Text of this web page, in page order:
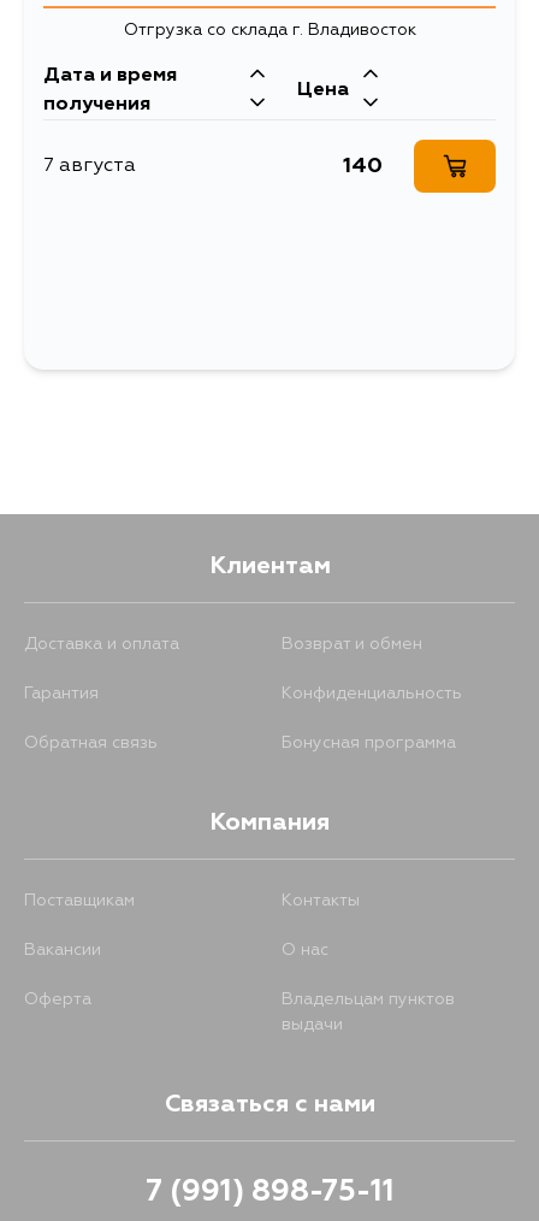
Volkswagen
Кузов Двигатель
2KA, 2KB, 2KH, 2KJ
CZCB, CWVA,
Отгрузка со склада г. Владивосток
Дата и время
получения
Цена
7 августа 140
Клиентам
Доставка и оплата Возврат и обмен
Гарантия Конфиденциальность
Обратная связь Бонусная программа
Компания
Поставщикам Контакты
Вакансии О нас
Оферта
Владельцам пунктов
выдачи
Связаться с нами
7 (991) 898-75-11